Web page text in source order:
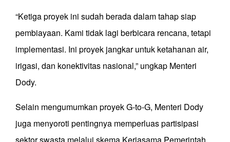
“Ketiga proyek ini sudah berada dalam tahap siap
pembiayaan. Kami tidak lagi berbicara rencana, tetapi
implementasi. Ini proyek jangkar untuk ketahanan air,
irigasi, dan konektivitas nasional,” ungkap Menteri
Dody.
Selain mengumumkan proyek G-to-G, Menteri Dody
juga menyoroti pentingnya memperluas partisipasi